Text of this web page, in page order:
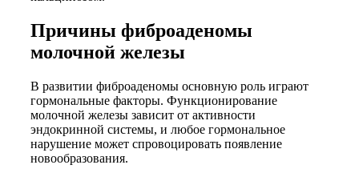
Причины фиброаденомы
молочной железы
В развитии фиброаденомы основную роль играют
гормональные факторы. Функционирование
молочной железы зависит от активности
эндокринной системы, и любое гормональное
нарушение может спровоцировать появление
новообразования.